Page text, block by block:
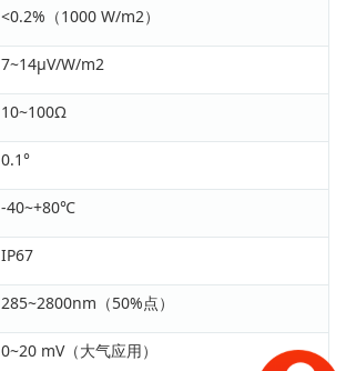
<0.2%（1000 W/m2）
7~14μV/W/m2
10~100Ω
0.1°
-40~+80℃
IP67
285~2800nm（50%点）
0~20 mV（大气应用）